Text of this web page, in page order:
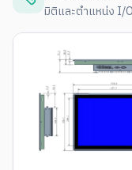
มิติและตำแหน่ง I/